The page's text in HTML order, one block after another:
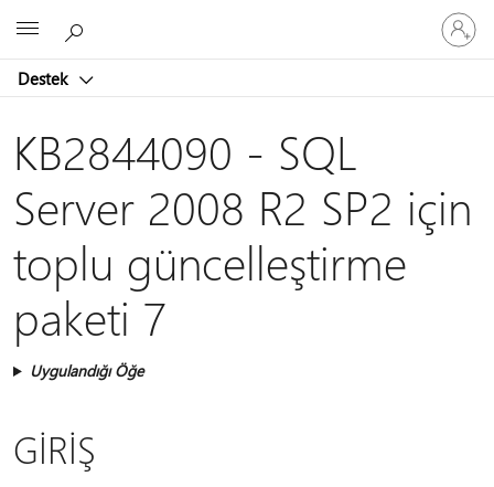
Destek
oturum
açın
KB2844090 - SQL
Server 2008 R2 SP2 için
toplu güncelleştirme
paketi 7
Uygulandığı Öğe
GİRİŞ